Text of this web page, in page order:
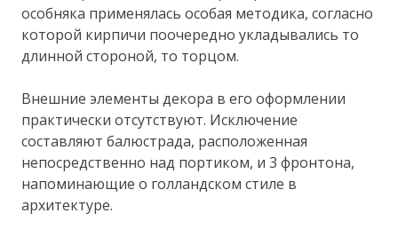
особняка применялась особая методика, согласно
которой кирпичи поочередно укладывались то
длинной стороной, то торцом.
Внешние элементы декора в его оформлении
практически отсутствуют. Исключение
составляют балюстрада, расположенная
непосредственно над портиком, и 3 фронтона,
напоминающие о голландском стиле в
архитектуре.